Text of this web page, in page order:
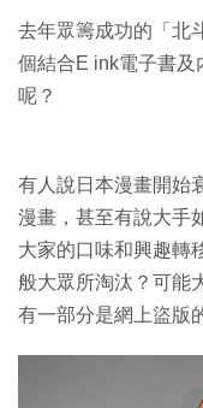
去年眾籌成功的「北
個結合E ink電子書及
呢？
有人說日本漫畫開始
漫畫，甚至有說大手
大家的口味和興趣轉
般大眾所淘汰？可能
有一部分是網上盜版